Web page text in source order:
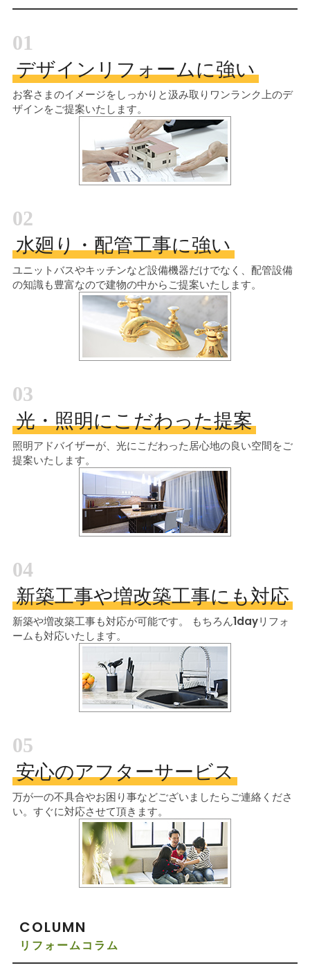
01
デザインリフォームに強い
お客さまのイメージをしっかりと汲み取り ワンランク上のデ
ザインをご提案いたします。
02
水廻り・配管工事に強い
ユニットバスやキッチンなど設備機器だけでなく、配管設備
の知識も豊富なので建物の中からご提案いたします。
03
光・照明にこだわった提案
照明アドバイザーが、光にこだわった居心地の良い空間をご
提案いたします。
04
新築工事や増改築工事にも対応
新築や増改築工事も対応が可能です。
もちろん1dayリフォ
ームも対応いたします。
05
安心のアフターサービス
万が一の不具合やお困り事などございましたらご連絡くださ
い。すぐに対応させて頂きます。
COLUMN
リフォームコラム